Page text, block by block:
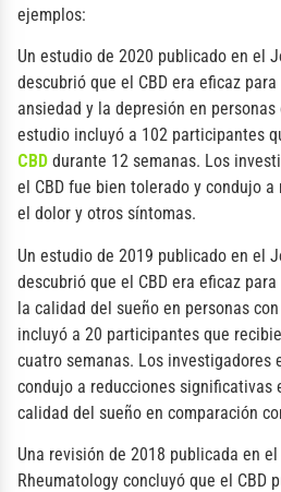
ejemplos:
Un estudio de 2020 publicado en el
descubrió que el CBD era eficaz
ansiedad y la depresión en
estudio incluyó a 102 participantes
CBD durante 12 semanas. Los
el CBD fue bien tolerado y condujo
el dolor y otros síntomas.
Un estudio de 2019 publicado en el
descubrió que el CBD era eficaz
la calidad del sueño en personas
incluyó a 20 participantes que
cuatro semanas. Los investigadores
condujo a reducciones significativas
calidad del sueño en comparación
Una revisión de 2018 publicada en
Rheumatology concluyó que el CBD